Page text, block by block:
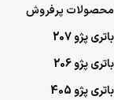
محصولات پرفروش
باتری پژو 207
باتری پژو 206
باتری پژو 405